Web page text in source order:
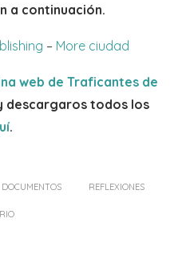
a continuación.
– More ciudad
web de Traficantes de
descargaros todos los
.
DOCUMENTOS REFLEXIONES